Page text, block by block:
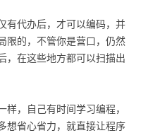
有代办后，才可以编码，并
限的，不管你是营口，仍然
，在这些地方都可以扫描出
，自己有时间学习编程，
想省心省力，就直接让程序